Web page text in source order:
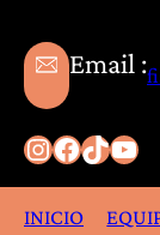
Email :
Instagram
Facebook
TikTok
INICIO